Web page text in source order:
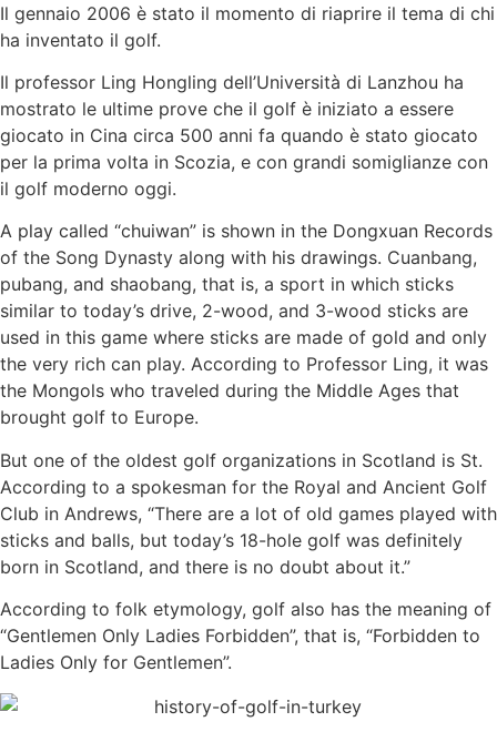
Il gennaio 2006 è stato il momento di riaprire il tema di chi
ha inventato il golf.
Il professor Ling Hongling dell’Università di Lanzhou ha
mostrato le ultime prove che il golf è iniziato a essere
giocato in Cina circa 500 anni fa quando è stato giocato
per la prima volta in Scozia, e con grandi somiglianze con
il golf moderno oggi.
A play called “chuiwan” is shown in the Dongxuan Records
of the Song Dynasty along with his drawings. Cuanbang,
pubang, and shaobang, that is, a sport in which sticks
similar to today’s drive, 2-wood, and 3-wood sticks are
used in this game where sticks are made of gold and only
the very rich can play. According to Professor Ling, it was
the Mongols who traveled during the Middle Ages that
brought golf to Europe.
But one of the oldest golf organizations in Scotland is St.
According to a spokesman for the Royal and Ancient Golf
Club in Andrews, “There are a lot of old games played with
sticks and balls, but today’s 18-hole golf was definitely
born in Scotland, and there is no doubt about it.”
According to folk etymology, golf also has the meaning of
“Gentlemen Only Ladies Forbidden”, that is, “Forbidden to
Ladies Only for Gentlemen”.